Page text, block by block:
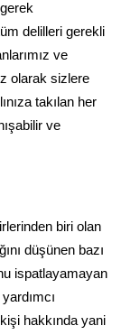
delilleri gerekli
ve
olarak sizlere
takılan her
ve
biri olan
düşünen bazı
ispatlayamayan
hakkında yani